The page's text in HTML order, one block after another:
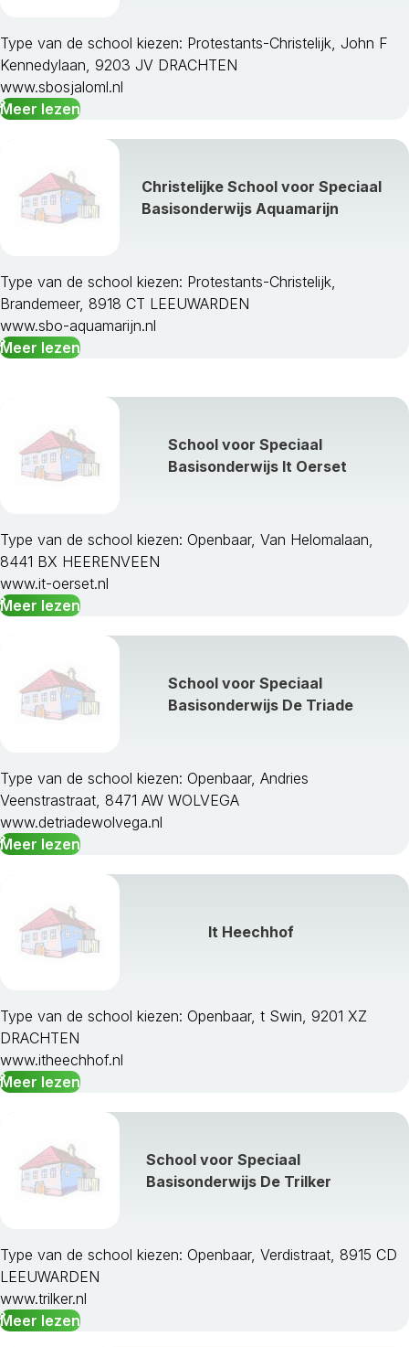
Type van de school kiezen: Protestants-Christelijk, John F
Kennedylaan, 9203 JV DRACHTEN
www.sbosjaloml.nl
Meer lezen
Christelijke School voor Speciaal
Basisonderwijs Aquamarijn
Type van de school kiezen: Protestants-Christelijk,
Brandemeer, 8918 CT LEEUWARDEN
www.sbo-aquamarijn.nl
Meer lezen
School voor Speciaal
Basisonderwijs It Oerset
Type van de school kiezen: Openbaar, Van Helomalaan,
8441 BX HEERENVEEN
www.it-oerset.nl
Meer lezen
School voor Speciaal
Basisonderwijs De Triade
Type van de school kiezen: Openbaar, Andries
Veenstrastraat, 8471 AW WOLVEGA
www.detriadewolvega.nl
Meer lezen
It Heechhof
Type van de school kiezen: Openbaar, t Swin, 9201 XZ
DRACHTEN
www.itheechhof.nl
Meer lezen
School voor Speciaal
Basisonderwijs De Trilker
Type van de school kiezen: Openbaar, Verdistraat, 8915 CD
LEEUWARDEN
www.trilker.nl
Meer lezen